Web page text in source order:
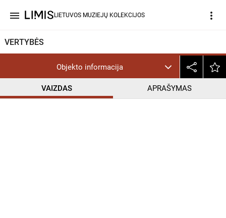
menu LIETUVOS MUZIEJŲ KOLEKCIJOS more_vert
VERTYBĖS
Objekto informacija
VAIZDAS APRAŠYMAS
CC BY-NC-ND